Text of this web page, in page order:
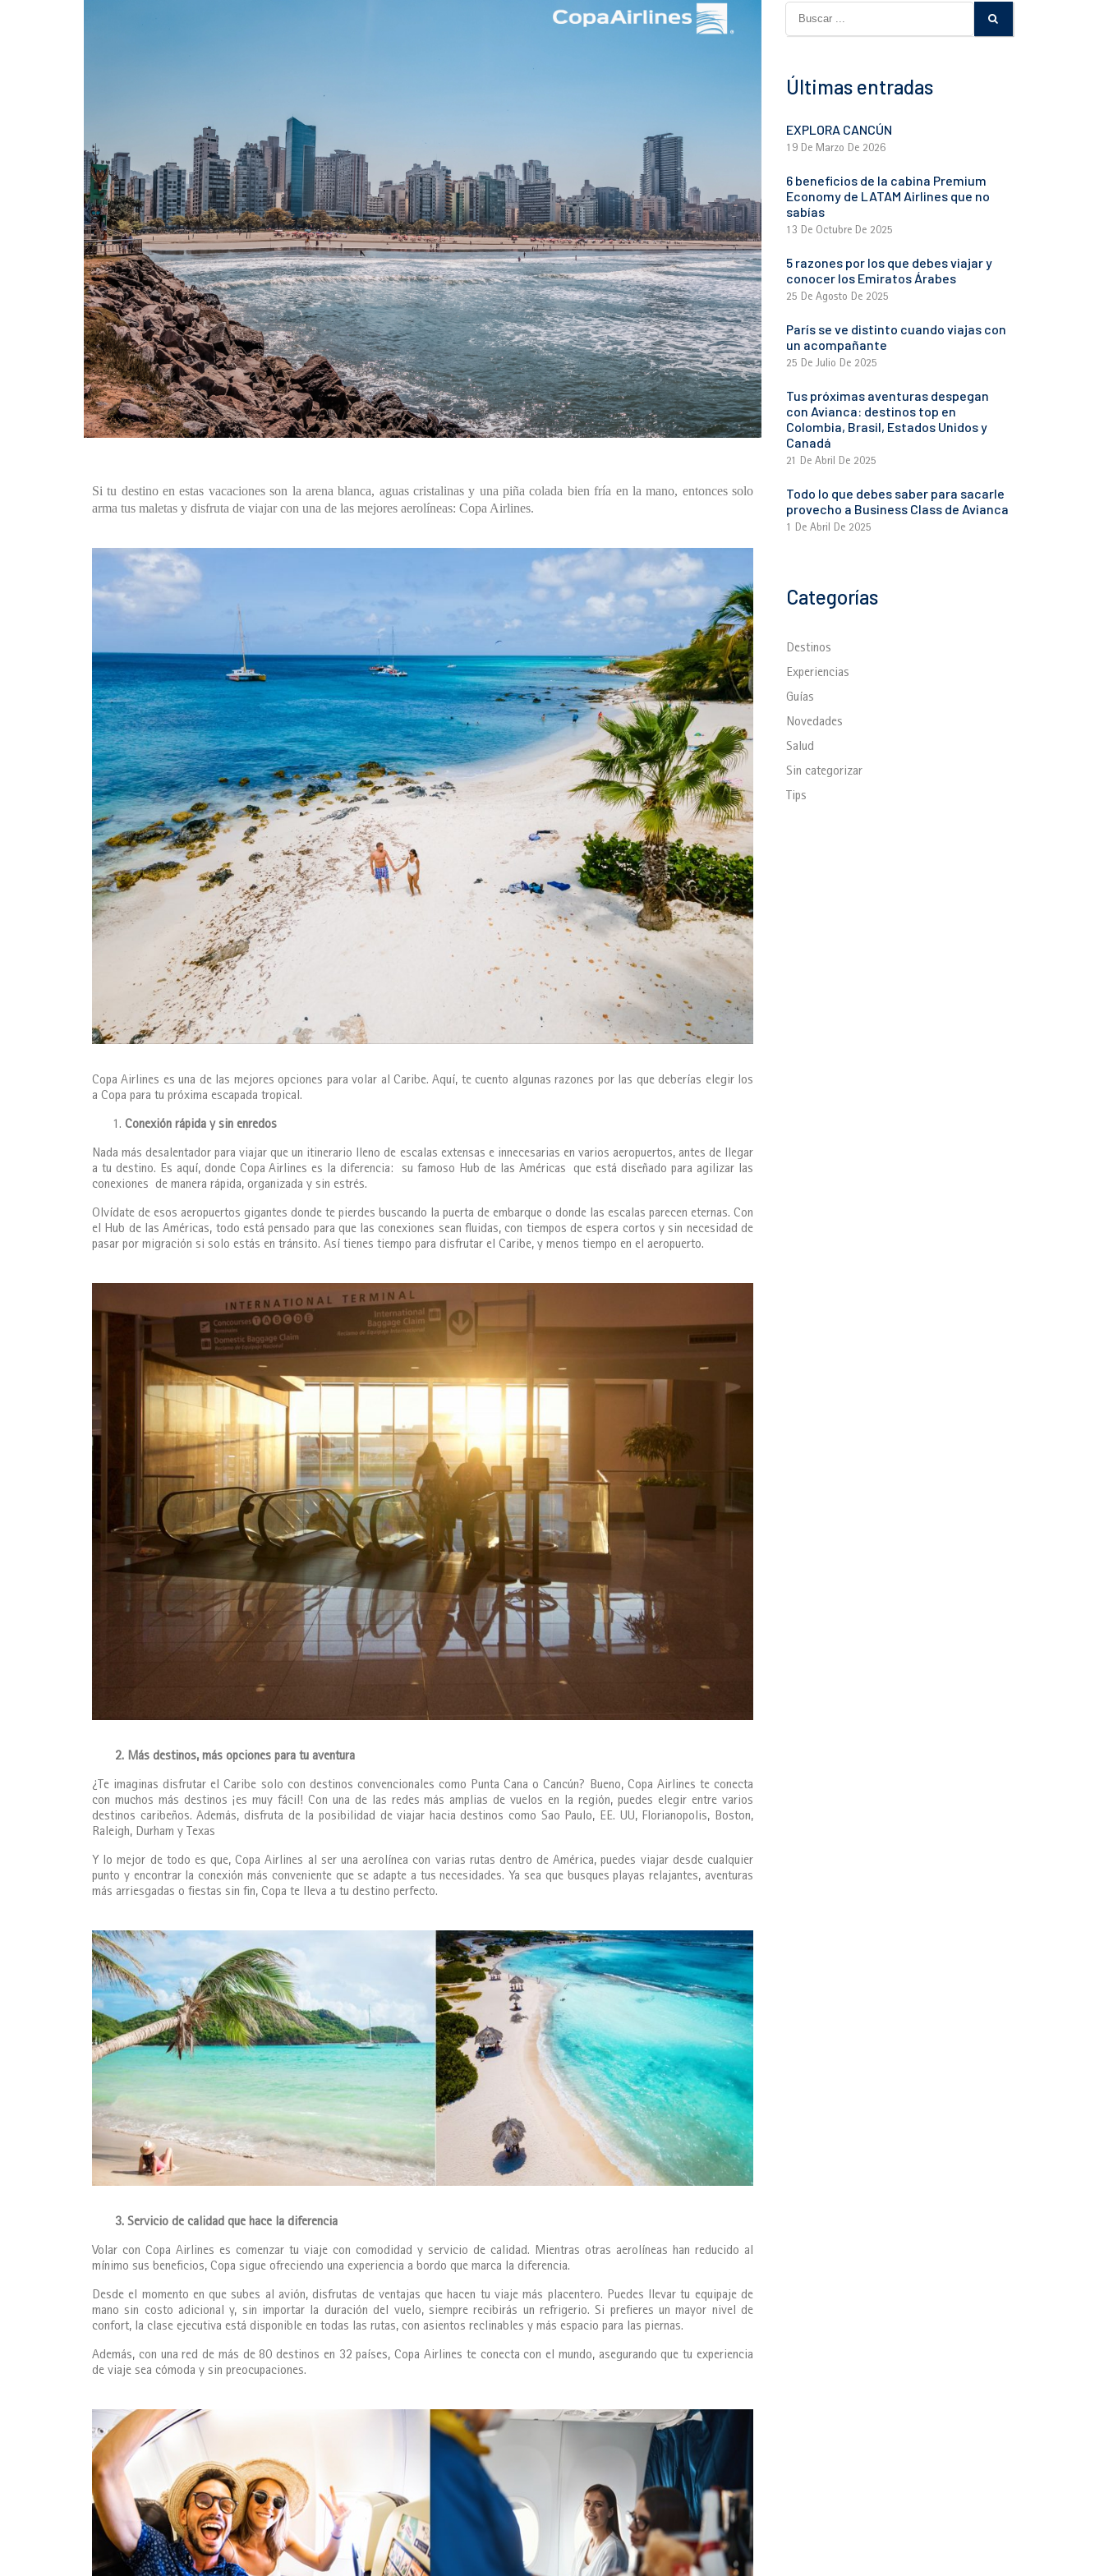
Si tu destino en estas vacaciones son la arena blanca, aguas cristalinas y una piña colada bien fría en la mano, entonces solo
arma tus maletas y disfruta de viajar con una de las mejores aerolíneas: Copa Airlines.
Copa Airlines es una de las mejores opciones para volar al Caribe. Aquí, te cuento algunas razones por las que deberías elegir los
a Copa para tu próxima escapada tropical.
Conexión rápida y sin enredos
Nada más desalentador para viajar que un itinerario lleno de escalas extensas e innecesarias en varios aeropuertos, antes de llegar
a tu destino. Es aquí, donde Copa Airlines es la diferencia: su famoso Hub de las Américas que está diseñado para agilizar las
conexiones de manera rápida, organizada y sin estrés.
Olvídate de esos aeropuertos gigantes donde te pierdes buscando la puerta de embarque o donde las escalas parecen eternas. Con
el Hub de las Américas, todo está pensado para que las conexiones sean fluidas, con tiempos de espera cortos y sin necesidad de
pasar por migración si solo estás en tránsito. Así tienes tiempo para disfrutar el Caribe, y menos tiempo en el aeropuerto.
2. Más destinos, más opciones para tu aventura
¿Te imaginas disfrutar el Caribe solo con destinos convencionales como Punta Cana o Cancún? Bueno, Copa Airlines te conecta
con muchos más destinos ¡es muy fácil! Con una de las redes más amplias de vuelos en la región, puedes elegir entre varios
destinos caribeños. Además, disfruta de la posibilidad de viajar hacia destinos como Sao Paulo, EE. UU, Florianopolis, Boston,
Raleigh, Durham y Texas
Y lo mejor de todo es que, Copa Airlines al ser una aerolínea con varias rutas dentro de América, puedes viajar desde cualquier
punto y encontrar la conexión más conveniente que se adapte a tus necesidades. Ya sea que busques playas relajantes, aventuras
más arriesgadas o fiestas sin fin, Copa te lleva a tu destino perfecto.
3. Servicio de calidad que hace la diferencia
Volar con Copa Airlines es comenzar tu viaje con comodidad y servicio de calidad. Mientras otras aerolíneas han reducido al
mínimo sus beneficios, Copa sigue ofreciendo una experiencia a bordo que marca la diferencia.
Desde el momento en que subes al avión, disfrutas de ventajas que hacen tu viaje más placentero. Puedes llevar tu equipaje de
mano sin costo adicional y, sin importar la duración del vuelo, siempre recibirás un refrigerio. Si prefieres un mayor nivel de
confort, la clase ejecutiva está disponible en todas las rutas, con asientos reclinables y más espacio para las piernas.
Además, con una red de más de 80 destinos en 32 países, Copa Airlines te conecta con el mundo, asegurando que tu experiencia
de viaje sea cómoda y sin preocupaciones.
Últimas entradas
EXPLORA CANCÚN
19 De Marzo De 2026
6 beneficios de la cabina Premium
Economy de LATAM Airlines que no
sabías
13 De Octubre De 2025
5 razones por los que debes viajar y
conocer los Emiratos Árabes
25 De Agosto De 2025
París se ve distinto cuando viajas con
un acompañante
25 De Julio De 2025
Tus próximas aventuras despegan
con Avianca: destinos top en
Colombia, Brasil, Estados Unidos y
Canadá
21 De Abril De 2025
Todo lo que debes saber para sacarle
provecho a Business Class de Avianca
1 De Abril De 2025
Categorías
Destinos
Experiencias
Guías
Novedades
Salud
Sin categorizar
Tips